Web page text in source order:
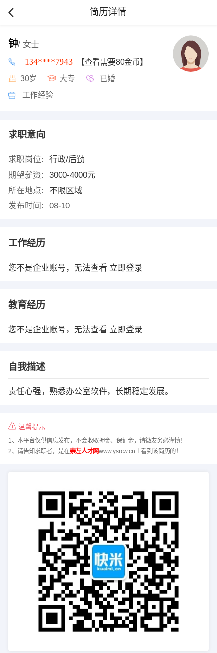
简历详情
钟/ 女士
134****7943 【查看需要80金币】
30岁 大专 已婚
工作经验
求职意向
求职岗位:
行政/后勤
期望薪资:
3000-4000元
所在地点:
不限区域
发布时间:
08-10
工作经历
您不是企业账号，无法查看 立即登录
教育经历
您不是企业账号，无法查看 立即登录
自我描述
责任心强，熟悉办公室软件，长期稳定发展。
温馨提示
1、本平台仅供信息发布，不会收取押金、保证金，请微友务必谨慎！
2、请告知求职者，是在崇左人才网www.ysrcw.cn上看到该简历的！